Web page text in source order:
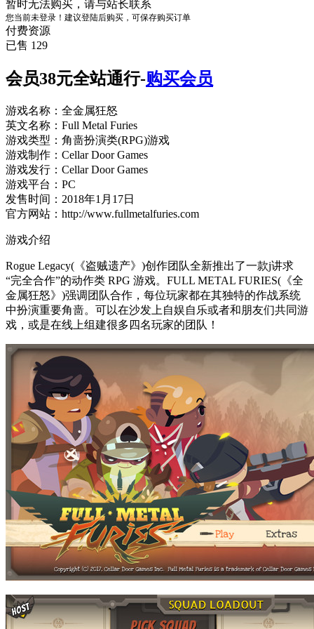
暂时无法购买，请与站长联系
您当前未登录！建议登陆后购买，可保存购买订单
付费资源
已售 129
会员38元全站通行-购买会员
游戏名称：全金属狂怒
英文名称：Full Metal Furies
游戏类型：角啬扮演类(RPG)游戏
游戏制作：Cellar Door Games
游戏发行：Cellar Door Games
游戏平台：PC
发售时间：2018年1月17日
官方网站：http://www.fullmetalfuries.com
游戏介绍
Rogue Legacy(《盗贼遗产》)创作团队全新推出了一款j讲求
“完全合作”的动作类 RPG 游戏。FULL METAL FURIES(《全
金属狂怒》)强调团队合作，每位玩家都在其独特的作战系统
中扮演重要角啬。可以在沙发上自娱自乐或者和朋友们共同游
戏，或是在线上组建很多四名玩家的团队！